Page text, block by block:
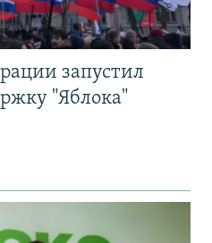
запустил
"Яблока"